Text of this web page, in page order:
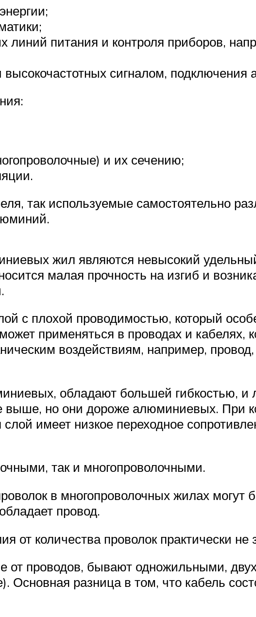
линий питания и контроля приборов,
сигналом, подключения
и их сечению;
так используемые самостоятельно
жил являются невысокий
малая прочность на изгиб и
с плохой проводимостью, который
применяться в проводах и кабелях,
воздействиям, например,
обладают большей гибкостью,
но они дороже алюминиевых. При
имеет низкое переходное
так и многопроволочными.
в многопроволочных жилах
провод.
от количества проволок практически не
от проводов, бывают одножильными,
Основная разница в том, что кабель